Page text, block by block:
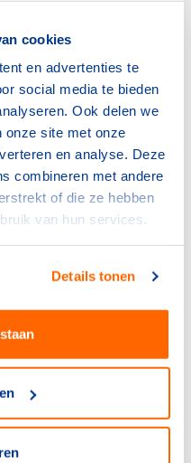
cookies
en advertenties te
social media te bieden
Ook delen we
onze site met onze
en analyse. Deze
combineren met andere
of die ze hebben
van hun services.
Details tonen
maakt hij zijn
2018 als
In de sneeuw
naar het goud. Chris
kwalificeren voor de
14 maart staat de
vierde
2018 veroverde ze
zilver op de
komt zij op zaterdag
uit Nijmegen
Spelen.